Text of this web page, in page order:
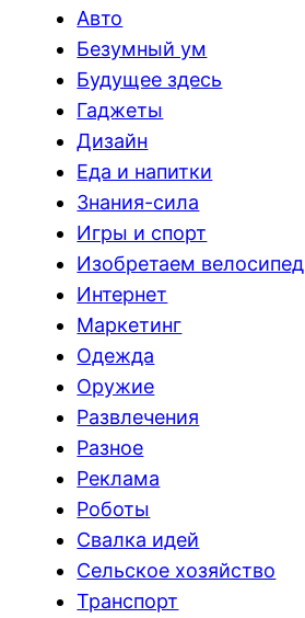
Авто
Безумный ум
Будущее здесь
Гаджеты
Дизайн
Еда и напитки
Знания-сила
Игры и спорт
Изобретаем велосипед
Интернет
Маркетинг
Одежда
Оружие
Развлечения
Разное
Реклама
Роботы
Свалка идей
Сельское хозяйство
Транспорт